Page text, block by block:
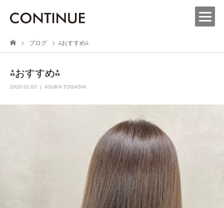
ブログ ⁂おすすめ⁂
⁂おすすめ⁂
2020.02.02 ASUKA TOGASHI